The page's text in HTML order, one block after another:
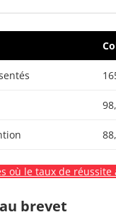
où le taux de
brevet